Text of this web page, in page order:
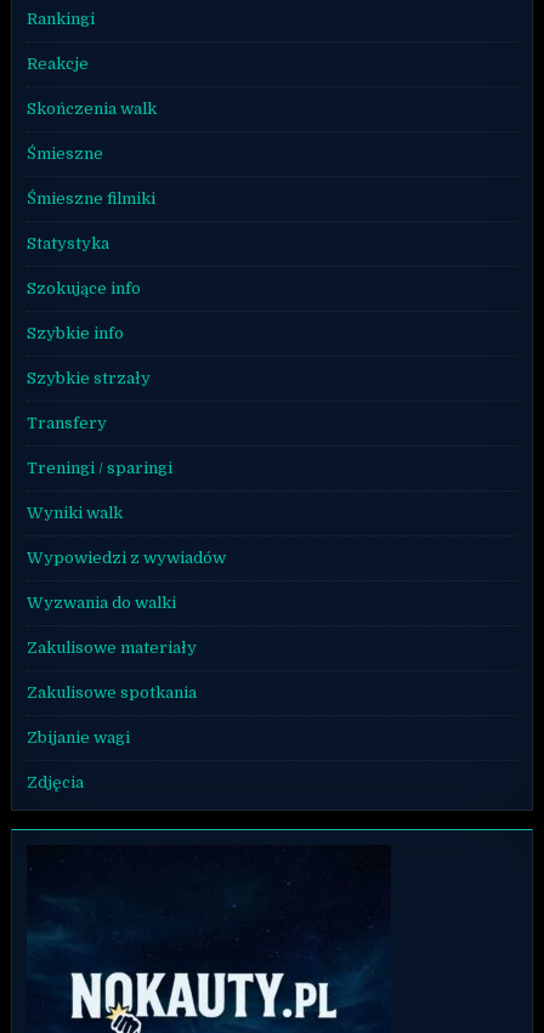
Rankingi
Reakcje
Skończenia walk
Śmieszne
Śmieszne filmiki
Statystyka
Szokujące info
Szybkie info
Szybkie strzały
Transfery
Treningi / sparingi
Wyniki walk
Wypowiedzi z wywiadów
Wyzwania do walki
Zakulisowe materiały
Zakulisowe spotkania
Zbijanie wagi
Zdjęcia